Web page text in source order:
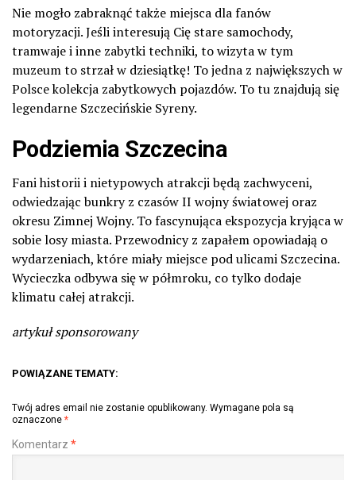
Nie mogło zabraknąć także miejsca dla fanów
motoryzacji.Jeśli interesują Cię stare samochody,
tramwaje i inne zabytki techniki, to wizyta w tym
muzeum to strzał w dziesiątkę! To jedna z największych w
Polsce kolekcja zabytkowych pojazdów. To tu znajdują się
legendarne Szczecińskie Syreny.
Podziemia Szczecina
Fani historii i nietypowych atrakcji będą zachwyceni,
odwiedzając bunkry z czasów II wojny światowej oraz
okresu Zimnej Wojny. To fascynująca ekspozycja kryjąca w
sobie losy miasta. Przewodnicy z zapałem opowiadają o
wydarzeniach, które miały miejsce pod ulicami Szczecina.
Wycieczka odbywa się w półmroku, co tylko dodaje
klimatu całej atrakcji.
artykuł sponsorowany
POWIĄZANE TEMATY:
Twój adres email nie zostanie opublikowany. Wymagane pola są
oznaczone *
Komentarz *